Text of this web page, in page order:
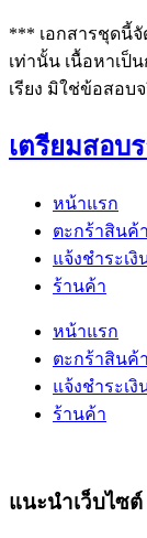
*** เอกสารชุดนี้
เท่านั้น เนื้อหาเป็
เรียง มิใช่ข้อสอบ
เตรียมสอบ
หน้าแรก
ตะกร้าสินค้า
แจ้งชำระเงิ
ร้านค้า
หน้าแรก
ตะกร้าสินค้า
แจ้งชำระเงิ
ร้านค้า
แนะนำเว็บไซต์